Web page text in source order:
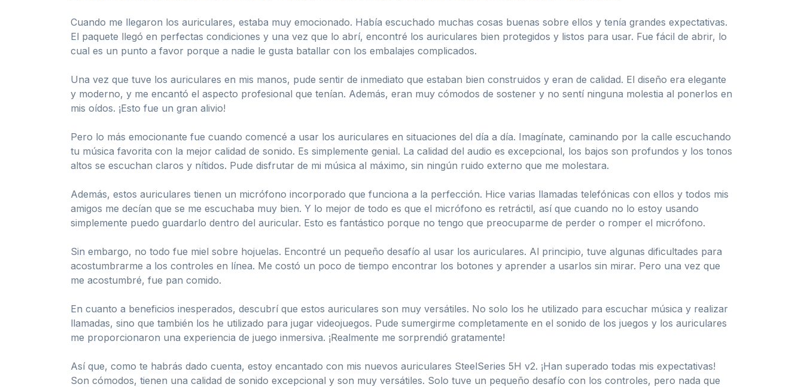
Cuando me llegaron los auriculares, estaba muy emocionado. Había escuchado muchas cosas buenas sobre ellos y tenía grandes expectativas.
El paquete llegó en perfectas condiciones y una vez que lo abrí, encontré los auriculares bien protegidos y listos para usar. Fue fácil de abrir, lo
cual es un punto a favor porque a nadie le gusta batallar con los embalajes complicados.
Una vez que tuve los auriculares en mis manos, pude sentir de inmediato que estaban bien construidos y eran de calidad. El diseño era elegante
y moderno, y me encantó el aspecto profesional que tenían. Además, eran muy cómodos de sostener y no sentí ninguna molestia al ponerlos en
mis oídos. ¡Esto fue un gran alivio!
Pero lo más emocionante fue cuando comencé a usar los auriculares en situaciones del día a día. Imagínate, caminando por la calle escuchando
tu música favorita con la mejor calidad de sonido. Es simplemente genial. La calidad del audio es excepcional, los bajos son profundos y los tonos
altos se escuchan claros y nítidos. Pude disfrutar de mi música al máximo, sin ningún ruido externo que me molestara.
Además, estos auriculares tienen un micrófono incorporado que funciona a la perfección. Hice varias llamadas telefónicas con ellos y todos mis
amigos me decían que se me escuchaba muy bien. Y lo mejor de todo es que el micrófono es retráctil, así que cuando no lo estoy usando
simplemente puedo guardarlo dentro del auricular. Esto es fantástico porque no tengo que preocuparme de perder o romper el micrófono.
Sin embargo, no todo fue miel sobre hojuelas. Encontré un pequeño desafío al usar los auriculares. Al principio, tuve algunas dificultades para
acostumbrarme a los controles en línea. Me costó un poco de tiempo encontrar los botones y aprender a usarlos sin mirar. Pero una vez que
me acostumbré, fue pan comido.
En cuanto a beneficios inesperados, descubrí que estos auriculares son muy versátiles. No solo los he utilizado para escuchar música y realizar
llamadas, sino que también los he utilizado para jugar videojuegos. Pude sumergirme completamente en el sonido de los juegos y los auriculares
me proporcionaron una experiencia de juego inmersiva. ¡Realmente me sorprendió gratamente!
Así que, como te habrás dado cuenta, estoy encantado con mis nuevos auriculares SteelSeries 5H v2. ¡Han superado todas mis expectativas!
Son cómodos, tienen una calidad de sonido excepcional y son muy versátiles. Solo tuve un pequeño desafío con los controles, pero nada que